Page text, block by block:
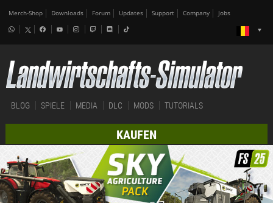
Merch-Shop Downloads Forum Updates Support Company Jobs
BLOG SPIELE MEDIA DLC MODS TUTORIALS
KAUFEN